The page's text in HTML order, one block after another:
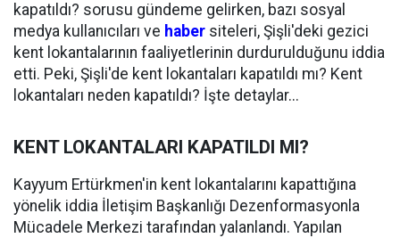
kapatıldı? sorusu gündeme gelirken, bazı sosyal
medya kullanıcıları ve haber siteleri, Şişli'deki gezici
kent lokantalarının faaliyetlerinin durdurulduğunu iddia
etti. Peki, Şişli'de kent lokantaları kapatıldı mı? Kent
lokantaları neden kapatıldı? İşte detaylar...
KENT LOKANTALARI KAPATILDI MI?
Kayyum Ertürkmen'in kent lokantalarını kapattığına
yönelik iddia İletişim Başkanlığı Dezenformasyonla
Mücadele Merkezi tarafından yalanlandı. Yapılan